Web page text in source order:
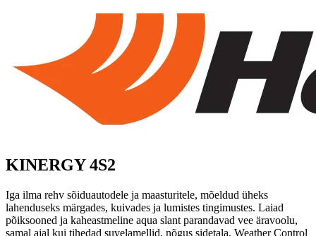
KINERGY 4S2
Iga ilma rehv sõiduautodele ja maasturitele, mõeldud üheks
lahenduseks märgades, kuivades ja lumistes tingimustes. Laiad
põiksooned ja kaheastmeline aqua slant parandavad vee äravoolu,
samal ajal kui tihedad suvelamellid, nõgus sidetala, Weather Control